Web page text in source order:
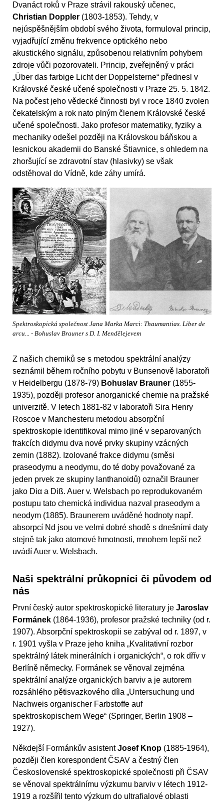
Dvanáct roků v Praze strávil rakouský učenec,
Christian Doppler (1803-1853). Tehdy, v
nejúspěšnějším období svého života, formuloval princip,
vyjadřující změnu frekvence optického nebo
akustického signálu, způsobenou relativním pohybem
zdroje vůči pozorovateli. Princip, zveřejněný v práci
„Über das farbige Licht der Doppelsterne“ přednesl v
Královské české učené společnosti v Praze 25. 5. 1842.
Na počest jeho vědecké činnosti byl v roce 1840 zvolen
čekatelským a rok nato plným členem Královské české
učené společnosti. Jako profesor matematiky, fyziky a
mechaniky odešel později na Královskou báňskou a
lesnickou akademii do Banské Štiavnice, s ohledem na
zhoršující se zdravotní stav (hlasivky) se však
odstěhoval do Vídně, kde záhy umírá.
Spektroskopická společnost Jana Marka Marci: Thaumantias. Liber de
arcu... - Bohuslav Brauner s D. I. Mendělejevem
Z našich chemiků se s metodou spektrální analýzy
seznámil během ročního pobytu v Bunsenově laboratoři
v Heidelbergu (1878-79) Bohuslav Brauner (1855-
1935), později profesor anorganické chemie na pražské
univerzitě. V letech 1881-82 v laboratoři Sira Henry
Roscoe v Manchesteru metodou absorpční
spektroskopie identifikoval mimo jiné v separovaných
frakcích didymu dva nové prvky skupiny vzácných
zemin (1882). Izolované frakce didymu (směsi
praseodymu a neodymu, do té doby považované za
jeden prvek ze skupiny lanthanoidů) označil Brauner
jako Diα a Diß. Auer v. Welsbach po reprodukovaném
postupu tato chemická individua nazval praseodym a
neodym (1885). Braunerem uváděné hodnoty např.
absorpcí Nd jsou ve velmi dobré shodě s dnešními daty
stejně tak jako atomové hmotnosti, mnohem lepší než
uvádí Auer v. Welsbach.
Naši spektrální průkopníci či původem od
nás
První český autor spektroskopické literatury je Jaroslav
Formánek (1864-1936), profesor pražské techniky (od r.
1907). Absorpční spektroskopii se zabýval od r. 1897, v
r. 1901 vyšla v Praze jeho kniha „Kvalitativní rozbor
spektrálný látek minerálních i organických“, o rok dřív v
Berlíně německy. Formánek se věnoval zejména
spektrální analýze organických barviv a je autorem
rozsáhlého pětisvazkového díla „Untersuchung und
Nachweis organischer Farbstoffe auf
spektroskopischem Wege“ (Springer, Berlin 1908 –
1927).
Někdejší Formánkův asistentJosef Knop (1885-1964),
později člen korespondent ČSAV a čestný člen
Československé spektroskopické společnosti při ČSAV
se věnoval spektrálnímu výzkumu barviv v létech 1912-
1919 a rozšířil tento výzkum do ultrafialové oblasti